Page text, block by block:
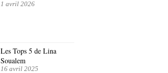
1 avril 2026
Les Tops 5 de Lina
Soualem
16 avril 2025